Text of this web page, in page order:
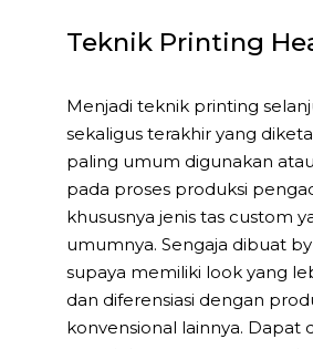
Teknik Printing
Menjadi teknik printing
sekaligus terakhir yang
paling umum digunakan
pada proses produksi
khususnya jenis tas custom
umumnya. Sengaja dibuat
supaya memiliki look yang
dan diferensiasi dengan
konvensional lainnya. Dapat